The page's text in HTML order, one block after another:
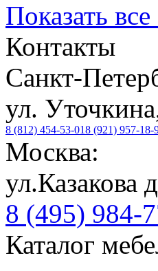
Показать
Контакты
Санкт-
ул.
8 (812) 454-53-018 (921) 957-18-
Москва:
ул.Казакова
8 (495) 984-
Каталог